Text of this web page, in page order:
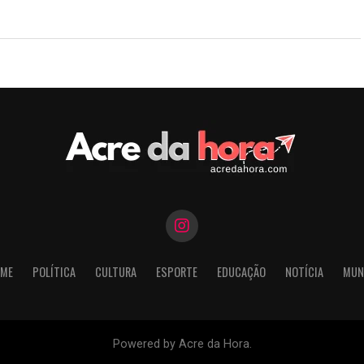
POLÍTICA CULTURA ESPORTE EDUCAÇÃO NOTÍCIA
Powered by Acre da Hora.